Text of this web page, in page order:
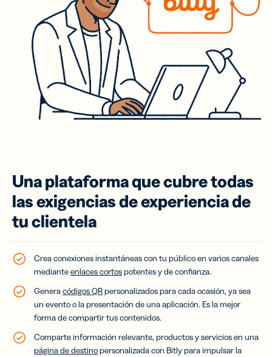
Una plataforma que cubre todas
las exigencias de experiencia de
tu clientela
Crea conexiones instantáneas con tu público en varios canales
medianteenlaces cortospotentes y de confianza.
Generacódigos QRpersonalizados para cada ocasión, ya sea
un evento o la presentación de una aplicación. Es la mejor
forma de compartir tus contenidos.
Comparte información relevante, productos y servicios en una
página de destinopersonalizada con Bitly para impulsar la